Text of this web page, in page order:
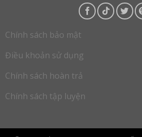
Chính sách bảo mật
Điều khoản sử dụng
Chính sách hoàn trả
Chính sách tập luyện